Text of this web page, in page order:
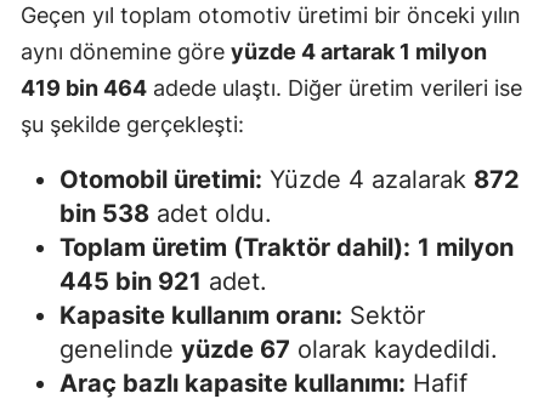
Mersin
İstanbul
Kars
Kırşehir
Geçen yıl toplam otomotiv üretimi bir önceki yılın
aynı dönemine göre yüzde 4 artarak 1 milyon
419 bin 464 adede ulaştı. Diğer üretim verileri ise
şu şekilde gerçekleşti:
Otomobil üretimi: Yüzde 4 azalarak 872
bin 538 adet oldu.
Toplam üretim (Traktör dahil): 1 milyon
445 bin 921 adet.
Kapasite kullanım oranı: Sektör
genelinde yüzde 67 olarak kaydedildi.
Araç bazlı kapasite kullanımı: Hafif